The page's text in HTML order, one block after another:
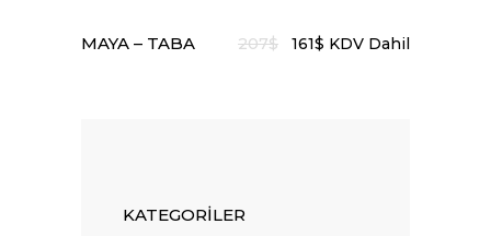
MAYA – TABA 207$ Orijinal fiyat: 207$.
161$ Şu andaki fiyat: 161$.
KDV Dahil
KATEGORILER